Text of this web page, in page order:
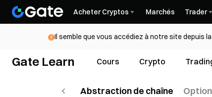
Acheter Cryptos Marchés Trader
Il semble que vous accédiez à notre site depuis
Gate Learn Cours Crypto
Sui Abstraction de chaîne